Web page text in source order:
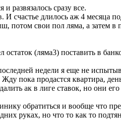
развязалось сразу все.
И счастье длилось аж 4
потом свои пол ляма, а затем
(ляма3) поставить в
недели я еще не
пока продастся квартира,
ак в лиге ставок, но они
обратиться и вообще что
руках, но что то как то